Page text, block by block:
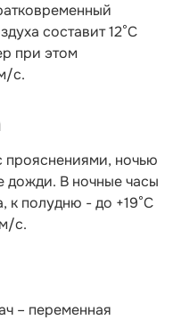
составит 12°С
при этом
с.
прояснениями, ночью
дожди. В ночные часы
к полудню - до +19°С
с.
– переменная